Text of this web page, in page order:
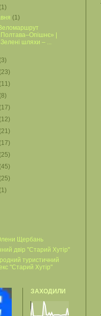
(1)
(1)
|
шляхи – ...
(3)
(23)
(11)
(8)
(17)
(12)
(21)
(17)
(25)
(45)
(25)
(1)
Щербань
двір "Старий Хутір"
туристичний
"Старий Хутір"
ЗАХОДИЛИ